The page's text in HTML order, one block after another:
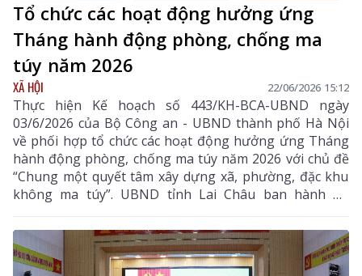
Tổ chức các hoạt động hưởng ứng
Tháng hành động phòng, chống ma
túy năm 2026
XÃ HỘI 22/06/2026 15:12
Thực hiện Kế hoạch số 443/KH-BCA-UBND ngày
03/6/2026 của Bộ Công an - UBND thành phố Hà Nội
về phối hợp tổ chức các hoạt động hưởng ứng Tháng
hành động phòng, chống ma túy năm 2026 với chủ đề
“Chung một quyết tâm xây dựng xã, phường, đặc khu
không ma túy”. UBND tỉnh Lai Châu ban hành Kế
hoạch tổ chức các hoạt động hưởng ứng Tháng hành
động phòng, chống ma túy năm 2026 với chủ đề
“Chung một quyết tâm xây dựng xã, phường không
ma túy”.